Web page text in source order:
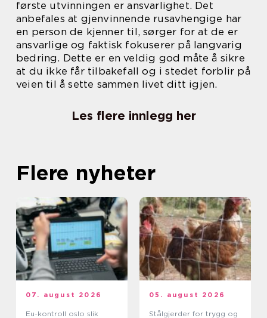
første utvinningen er ansvarlighet. Det
anbefales at gjenvinnende rusavhengige har
en person de kjenner til, sørger for at de er
ansvarlige og faktisk fokuserer på langvarig
bedring. Dette er en veldig god måte å sikre
at du ikke får tilbakefall og i stedet forblir på
veien til å sette sammen livet ditt igjen.
Les flere innlegg her
Flere nyheter
07. august 2026
Eu-kontroll oslo slik
05. august 2026
Stålgjerder for trygg og